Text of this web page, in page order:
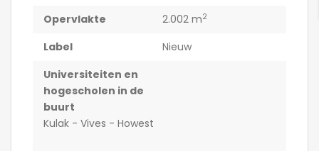
Opervlakte
2.002 m2
Label
Nieuw
Universiteiten en
hogescholen in de
buurt
Kulak - Vives - Howest